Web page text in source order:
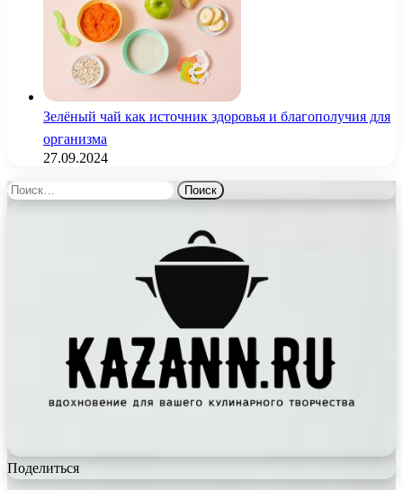
Зелёный чай как источник здоровья и благополучия для
организма
27.09.2024
Найти:
Поделиться